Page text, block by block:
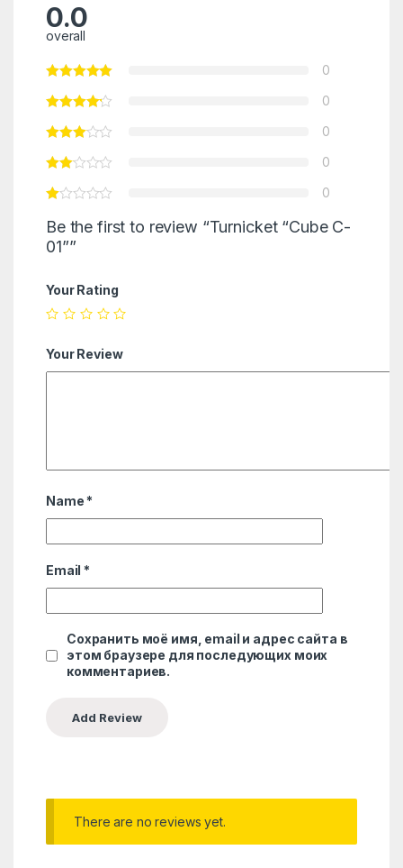
0.0
overall
0
0
0
0
0
Be the first to review “Turnicket “Cube C-
01””
Your Rating
Your Review
Name *
Email *
Сохранить моё имя, email и адрес сайта в
этом браузере для последующих моих
комментариев.
There are no reviews yet.